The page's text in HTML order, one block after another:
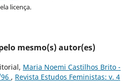
licença.
mesmo(s) autor(es)
Maria Noemi Castilhos Brito -
, Revista Estudos Feministas: v. 4